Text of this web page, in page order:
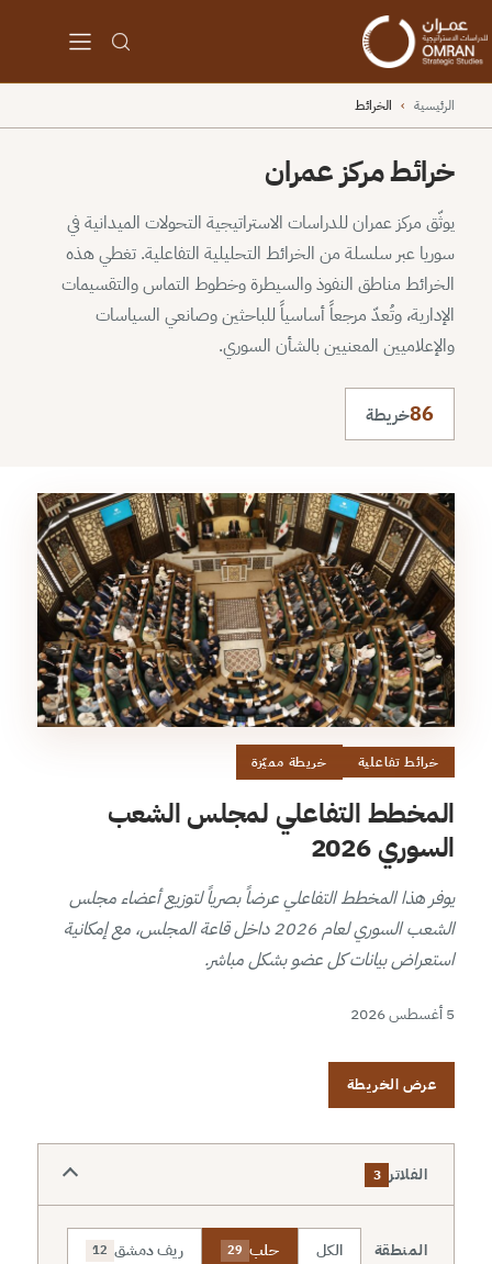
الرئيسية › الخرائط
خرائط مركز عمران
يوثّق مركز عمران للدراسات الاستراتيجية التحولات الميدانية في
سوريا عبر سلسلة من الخرائط التحليلية التفاعلية. تغطي هذه
الخرائط مناطق النفوذ والسيطرة وخطوط التماس والتقسيمات
الإدارية، وتُعدّ مرجعاً أساسياً للباحثين وصانعي السياسات
والإعلاميين المعنيين بالشأن السوري.
86خريطة
خرائط تفاعلية خريطة مميّزة
المخطط التفاعلي لمجلس الشعب
السوري 2026
يوفر هذا المخطط التفاعلي عرضاً بصرياً لتوزيع أعضاء مجلس
الشعب السوري لعام 2026 داخل قاعة المجلس، مع إمكانية
استعراض بيانات كل عضو بشكل مباشر.
5 أغسطس 2026
عرض الخريطة
الفلاتر 3
المنطقة الكل حلب 29 ريف دمشق 12